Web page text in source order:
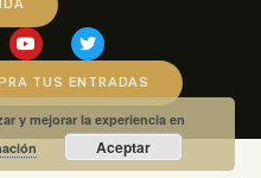
TUS ENTRADAS
y mejorar la experiencia en
Aceptar